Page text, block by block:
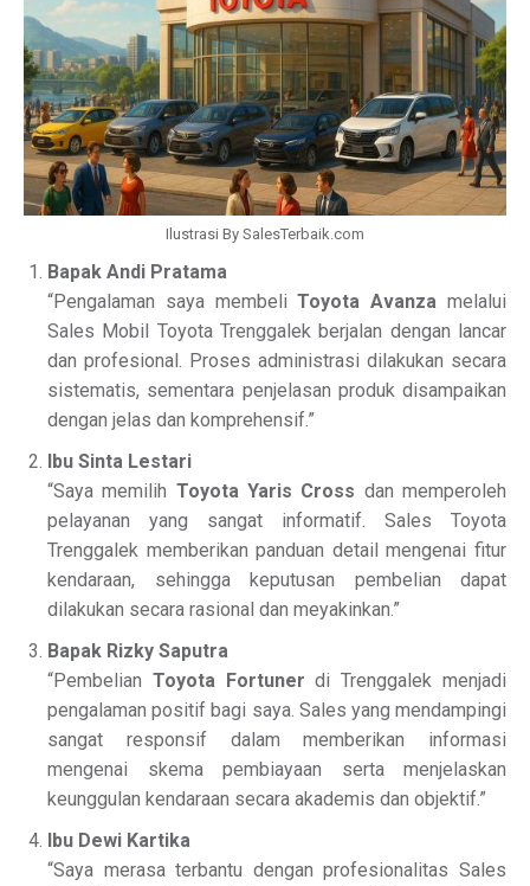
Ilustrasi By SalesTerbaik.com
Bapak Andi Pratama
“Pengalaman saya membeliToyota Avanza melalui
Sales Mobil Toyota Trenggalek berjalan dengan lancar
dan profesional. Proses administrasi dilakukan secara
sistematis, sementara penjelasan produk disampaikan
dengan jelas dan komprehensif.”
Ibu Sinta Lestari
“Saya memilih Toyota Yaris Cross dan memperoleh
pelayanan yang sangat informatif. Sales Toyota
Trenggalek memberikan panduan detail mengenai fitur
kendaraan, sehingga keputusan pembelian dapat
dilakukan secara rasional dan meyakinkan.”
Bapak Rizky Saputra
“Pembelian Toyota Fortuner di Trenggalek menjadi
pengalaman positif bagi saya. Sales yang mendampingi
sangat responsif dalam memberikan informasi
mengenai skema pembiayaan serta menjelaskan
keunggulan kendaraan secara akademis dan objektif.”
Ibu Dewi Kartika
“Saya merasa terbantu dengan profesionalitas Sales